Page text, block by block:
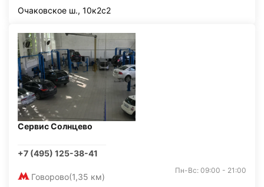
Очаковское ш., 10к2с2
Сервис Солнцево
+7 (495) 125-38-41
Говорово(1,35 км)
Пн-Вс: 09:00 - 21:00